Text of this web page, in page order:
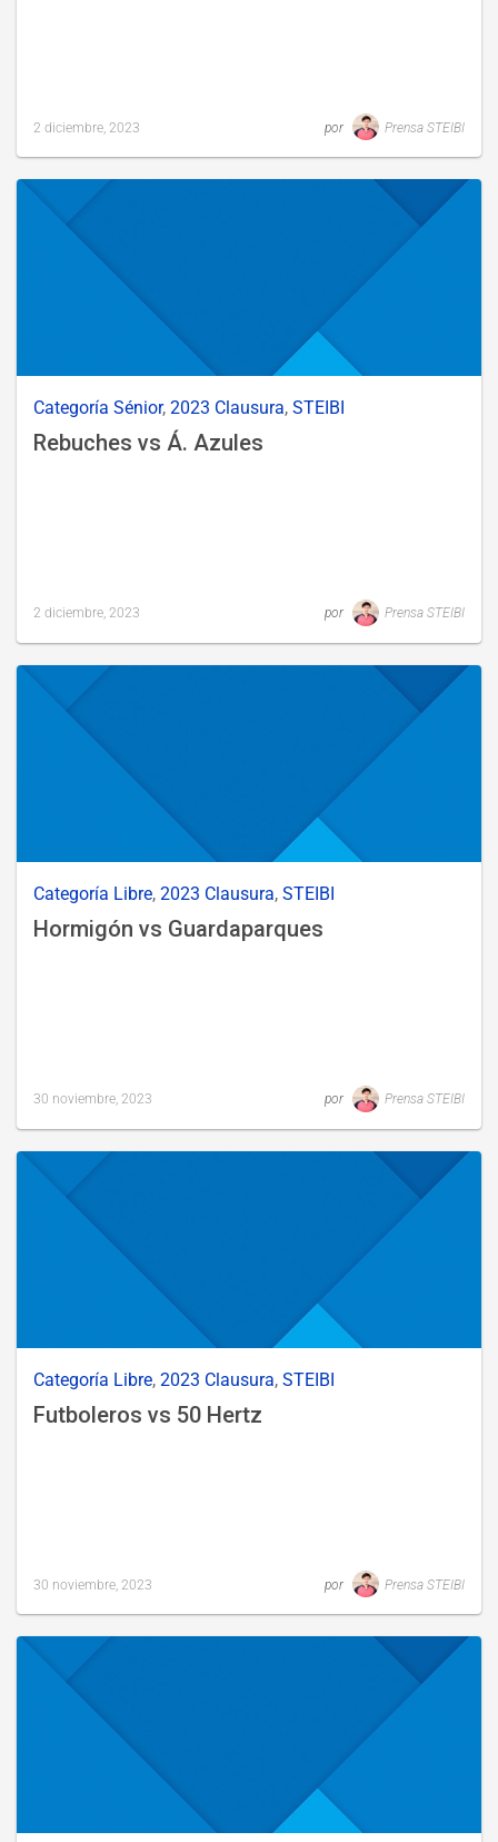
diciembre,
2023
2 diciembre, 2023 por Prensa STEIBI
Categoría Sénior, 2023 Clausura, STEIBI
Rebuches vs Á. Azules
diciembre,
2023
2 diciembre, 2023 por Prensa STEIBI
Categoría Libre, 2023 Clausura, STEIBI
Hormigón vs Guardaparques
diciembre,
2023
30 noviembre, 2023 por Prensa STEIBI
Categoría Libre, 2023 Clausura, STEIBI
Futboleros vs 50 Hertz
diciembre,
2023
30 noviembre, 2023 por Prensa STEIBI